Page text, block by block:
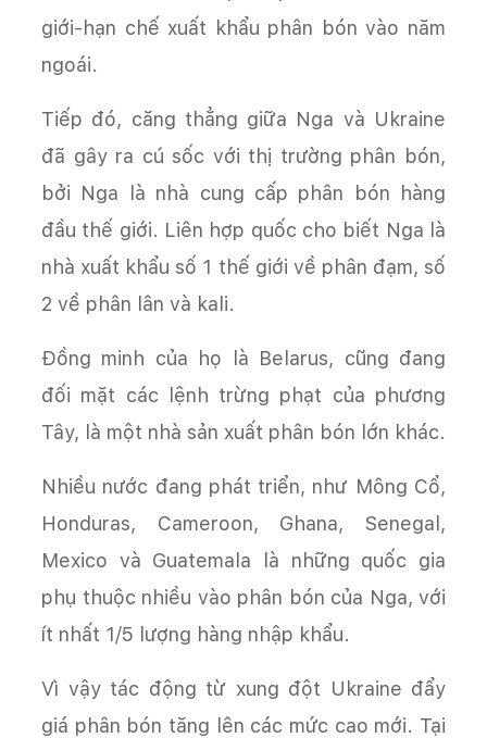
giới-hạn chế xuất khẩu phân bón vào năm
ngoái.
Tiếp đó, căng thẳng giữa Nga và Ukraine
đã gây ra cú sốc với thị trường phân bón,
bởi Nga là nhà cung cấp phân bón hàng
đầu thế giới. Liên hợp quốc cho biết Nga là
nhà xuất khẩu số 1 thế giới về phân đạm, số
2 về phân lân và kali.
Đồng minh của họ là Belarus, cũng đang
đối mặt các lệnh trừng phạt của phương
Tây, là một nhà sản xuất phân bón lớn khác.
Nhiều nước đang phát triển, như Mông Cổ,
Honduras, Cameroon, Ghana, Senegal,
Mexico và Guatemala là những quốc gia
phụ thuộc nhiều vào phân bón của Nga, với
ít nhất 1/5 lượng hàng nhập khẩu.
Vì vậy tác động từ xung đột Ukraine đẩy
giá phân bón tăng lên các mức cao mới. Tại